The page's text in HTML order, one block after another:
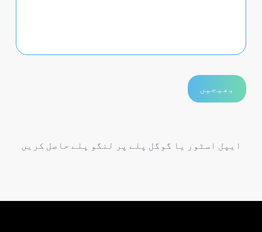
ایپل اسٹور یا گوگل پلے پر لنگو پلے حاصل کریں